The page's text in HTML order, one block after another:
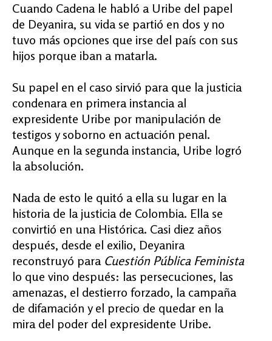
Cuando Cadena le habló a Uribe del papel
de Deyanira, su vida se partió en dos y no
tuvo más opciones que irse del país con sus
hijos porque iban a matarla.
Su papel en el caso sirvió para que la justicia
condenara en primera instancia al
expresidente Uribe por manipulación de
testigos y soborno en actuación penal.
Aunque en la segunda instancia, Uribe logró
la absolución.
Nada de esto le quitó a ella su lugar en la
historia de la justicia de Colombia. Ella se
convirtió en una Histórica. Casi diez años
después, desde el exilio, Deyanira
reconstruyó para Cuestión Pública Feminista
lo que vino después: las persecuciones, las
amenazas, el destierro forzado, la campaña
de difamación y el precio de quedar en la
mira del poder del expresidente Uribe.